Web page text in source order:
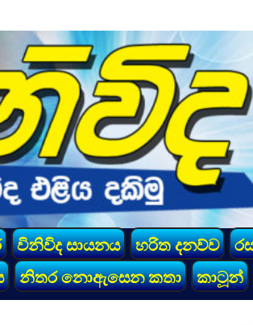
විනිවිද සායනය හරිත දනව්ව
නිතර නොඇසෙන කතා කාටූන්